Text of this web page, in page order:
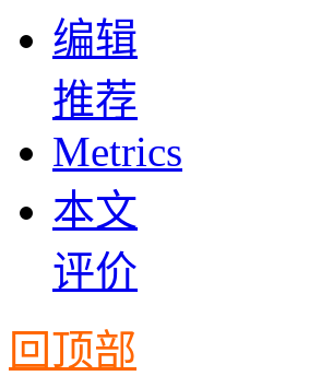
编辑
推荐
Metrics
本文
评价
回顶部